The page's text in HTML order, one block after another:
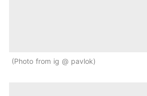
Photo from ig @ pavlok